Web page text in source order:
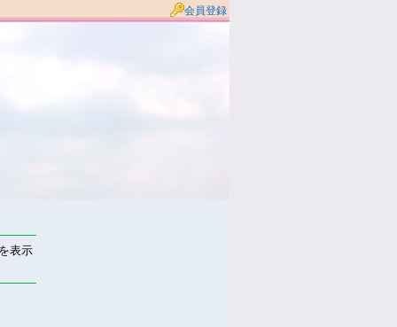
会員登録
表示